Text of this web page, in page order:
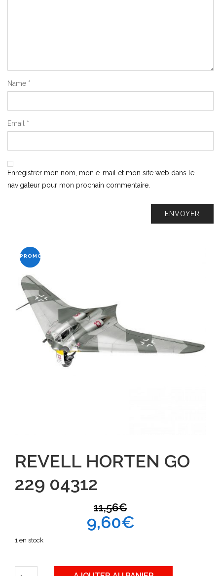
PROMO
REVELL HORTEN GO
229 04312
11,56€
9,60€
1 en stock
Name *
Email *
Enregistrer mon nom, mon e-mail et mon site web dans le
navigateur pour mon prochain commentaire.